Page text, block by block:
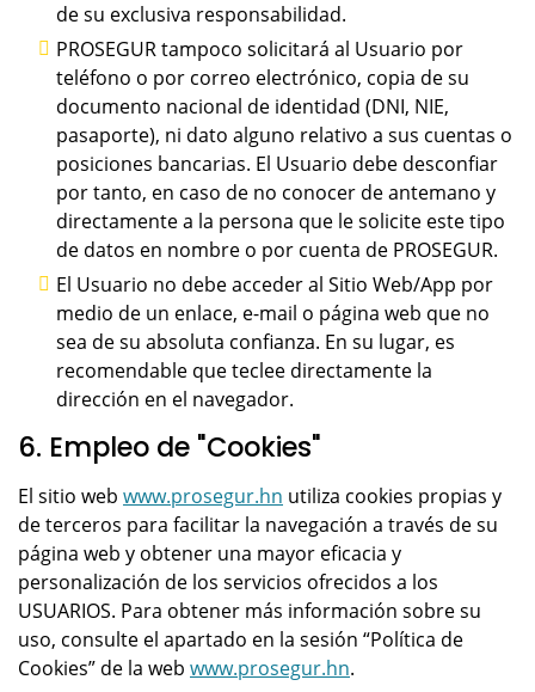
de su exclusiva responsabilidad.
PROSEGUR tampoco solicitará al Usuario por
teléfono o por correo electrónico, copia de su
documento nacional de identidad (DNI, NIE,
pasaporte), ni dato alguno relativo a sus cuentas o
posiciones bancarias. El Usuario debe desconfiar
por tanto, en caso de no conocer de antemano y
directamente a la persona que le solicite este tipo
de datos en nombre o por cuenta de PROSEGUR.
El Usuario no debe acceder al Sitio Web/App por
medio de un enlace, e-mail o página web que no
sea de su absoluta confianza. En su lugar, es
recomendable que teclee directamente la
dirección en el navegador.
6. Empleo de "Cookies"
El sitio web www.prosegur.hn utiliza cookies propias y
de terceros para facilitar la navegación a través de su
página web y obtener una mayor eficacia y
personalización de los servicios ofrecidos a los
USUARIOS. Para obtener más información sobre su
uso, consulte el apartado en la sesión “Política de
Cookies” de la web www.prosegur.hn.